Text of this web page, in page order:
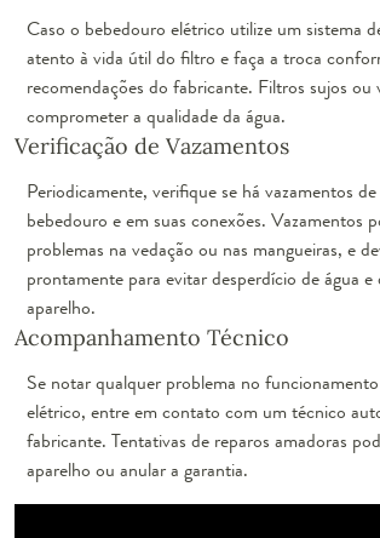
Caso o bebedouro elétrico utilize um sistema
atento à vida útil do filtro e faça a troca
recomendações do fabricante. Filtros sujos ou
comprometer a qualidade da água.
Verificação de Vazamentos
Periodicamente, verifique se há vazamentos
bebedouro e em suas conexões. Vazamentos
problemas na vedação ou nas mangueiras, e
prontamente para evitar desperdício de água e
aparelho.
Acompanhamento Técnico
Se notar qualquer problema no
elétrico, entre em contato com um técnico
fabricante. Tentativas de reparos amadoras
aparelho ou anular a garantia.